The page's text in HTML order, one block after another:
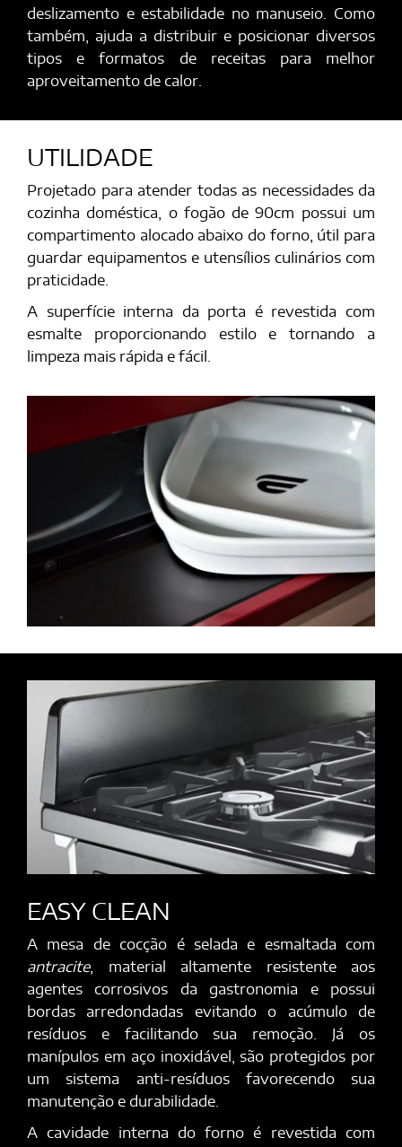
deslizamento e estabilidade no manuseio. Como
também, ajuda a distribuir e posicionar diversos
tipos e formatos de receitas para melhor
aproveitamento de calor.
UTILIDADE
Projetado para atender todas as necessidades da
cozinha doméstica, o fogão de 90cm possui um
compartimento alocado abaixo do forno, útil para
guardar equipamentos e utensílios culinários com
praticidade.
A superfície interna da porta é revestida com
esmalte proporcionando estilo e tornando a
limpeza mais rápida e fácil.
EASY CLEAN
A mesa de cocção é selada e esmaltada com
antracite, material altamente resistente aos
agentes corrosivos da gastronomia e possui
bordas arredondadas evitando o acúmulo de
resíduos e facilitando sua remoção. Já os
manípulos em aço inoxidável, são protegidos por
um sistema anti-resíduos favorecendo sua
manutenção e durabilidade.
A cavidade interna do forno é revestida com